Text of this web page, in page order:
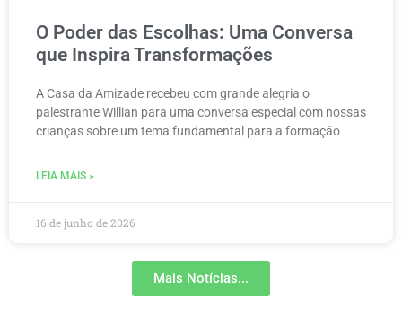
O Poder das Escolhas: Uma Conversa
que Inspira Transformações
A Casa da Amizade recebeu com grande alegria o
palestrante Willian para uma conversa especial com nossas
crianças sobre um tema fundamental para a formação
LEIA MAIS »
16 de junho de 2026
Mais Notícias...